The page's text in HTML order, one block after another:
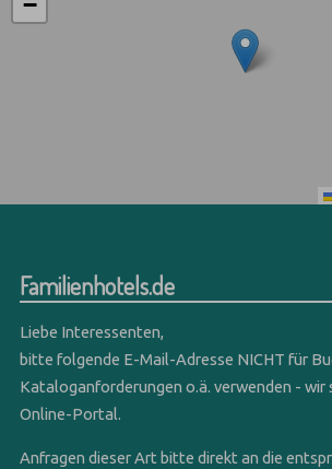
Familienhotels.de
Liebe Interessenten,
bitte folgende E-Mail-Adresse NICHT für
Kataloganforderungen o.ä. verwenden - wir
Online-Portal.
Anfragen dieser Art bitte direkt an die